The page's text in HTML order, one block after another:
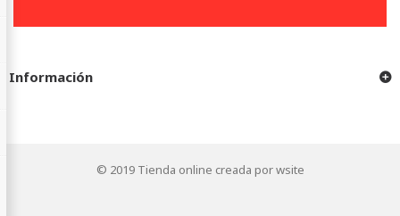
© 2019 Tienda online creada por wsite
Información